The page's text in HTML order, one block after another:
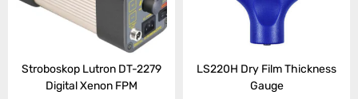
Stroboskop Lutron DT-2279
Digital Xenon FPM
LS220H Dry Film Thickness
Gauge